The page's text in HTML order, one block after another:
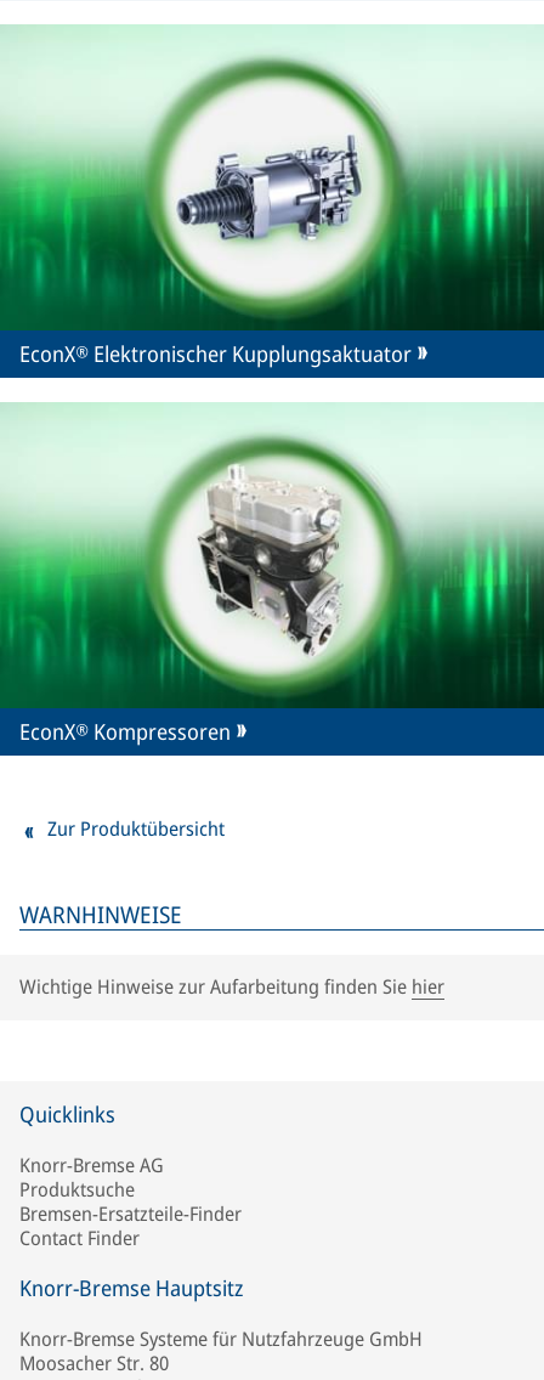
WARNHINWEISE
Wichtige Hinweise zur Aufarbeitung finden Sie hier
EconX® Elektronischer Kupplungsaktuator
EconX® Kompressoren
Zur Produktübersicht
Quicklinks
Knorr-Bremse AG
Produktsuche
Bremsen-Ersatzteile-Finder
Contact Finder
Knorr-Bremse Hauptsitz
Knorr-Bremse Systeme für Nutzfahrzeuge GmbH
Moosacher Str. 80